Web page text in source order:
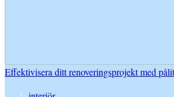
Effektivisera ditt renoveringsprojekt med